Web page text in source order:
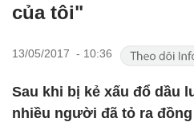
của tôi"
13/05/2017 - 10:36
Sau khi bị kẻ xấu đổ dầu
nhiều người đã tỏ ra